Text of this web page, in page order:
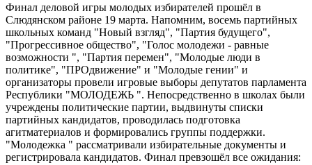
Финал деловой игры молодых избирателей прошёл в
Слюдянском районе 19 марта. Напомним, восемь партийных
школьных команд "Новый взгляд", "Партия будущего",
"Прогрессивное общество", "Голос молодежи - равные
возможности ", "Партия перемен", "Молодые люди в
политике", "ПРОдвижение" и "Молодые гении" и
организаторы провели игровые выборы депутатов парламента
Республики "МОЛОДЕЖЬ ". Непосредственно в школах были
учреждены политические партии, выдвинуты списки
партийных кандидатов, проводилась подготовка
агитматериалов и формировались группы поддержки.
"Молодежка " рассматривали избирательные документы и
регистрировала кандидатов. Финал превзошёл все ожидания: